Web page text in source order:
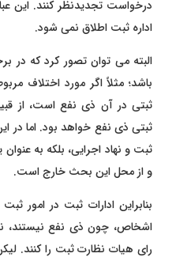
درخواست تجدیدنظر کنند. این
اداره ثبت اطلاق نمی‌ شود.
البته می ‌توان تصور کرد که در
باشد؛ مثلاً اگر مورد اختلاف
ثبتی در آن ذی‌ نفع است، از
ثبتی ذی ‌نفع خواهد بود. اما در
ثبت و نهاد اجرایی، بلکه به
و از محل این بحث خارج است.
بنابراین ادارات ثبت در امور
اشخاص، چون ذی ‌نفع نیستند،
رای هیات نظارت ثبت را کنند.